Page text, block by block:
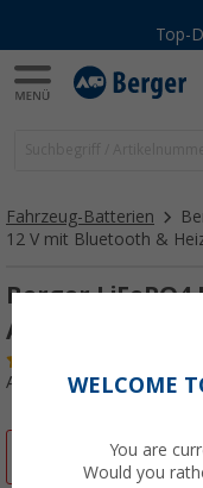
-20%
Mit
Fahrzeug-Batterien
12 V mit Bluetooth &
Berger
Ah 12 V mit
Art.-Nr.: 538436
WELCOME
You are
Would you